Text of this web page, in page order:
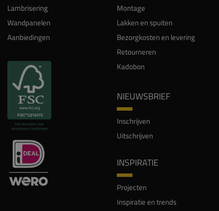
Lambrisering
Wandpanelen
Aanbiedingen
Montage
Lakken en spuiten
Bezorgkosten en levering
Retourneren
Kadobon
NIEUWSBRIEF
Inschrijven
Uitschrijven
INSPIRATIE
Projecten
Inspiratie en trends